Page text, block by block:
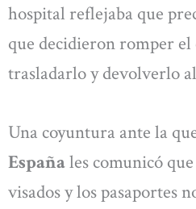
hospital reflejaba que
que decidieron romper
trasladarlo y devolverlo
Una coyuntura ante la
Españales comunicó
visados y los pasaportes